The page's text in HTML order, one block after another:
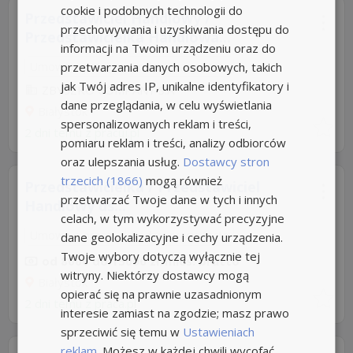
Przedstawiciel Handlowy /
Przedstawicielka Handlowa...
Umowa o pracę Rodzaj pracy: Stała
ZBYSZKO COMPANY S.A
Białystok
2 dni temu zpracuj.pl
Przedstawicielka / Przedstawiciel
Handlowy ds...
Umowa o pracę Rodzaj pracy: Stała
od 8000 do 15000 zł/mies. brutto
Białystok
2 dni temu zpraca.pl
cookie i podobnych technologii do
przechowywania i uzyskiwania dostępu do
informacji na Twoim urządzeniu oraz do
przetwarzania danych osobowych, takich
jak Twój adres IP, unikalne identyfikatory i
dane przeglądania, w celu wyświetlania
spersonalizowanych reklam i treści,
pomiaru reklam i treści, analizy odbiorców
oraz ulepszania usług. Dostawcy stron
trzecich (1866) mogą również
przetwarzać Twoje dane w tych i innych
celach, w tym wykorzystywać precyzyjne
dane geolokalizacyjne i cechy urządzenia.
Twoje wybory dotyczą wyłącznie tej
witryny. Niektórzy dostawcy mogą
opierać się na prawnie uzasadnionym
interesie zamiast na zgodzie; masz prawo
sprzeciwić się temu w Ustawieniach
reklam. Możesz w każdej chwili wycofać